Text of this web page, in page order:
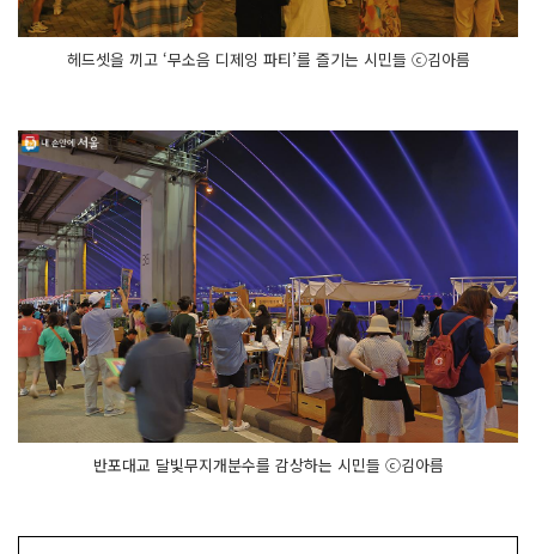
헤드셋을 끼고 ‘무소음 디제잉 파티’를 즐기는 시민들 ⓒ김아름
반포대교 달빛무지개분수를 감상하는 시민들 ⓒ김아름